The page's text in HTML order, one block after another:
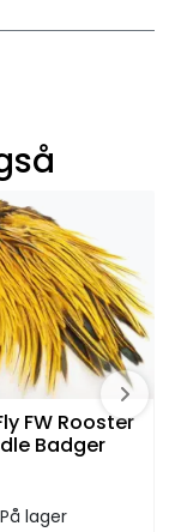
FW Rooster
Badger
På lager